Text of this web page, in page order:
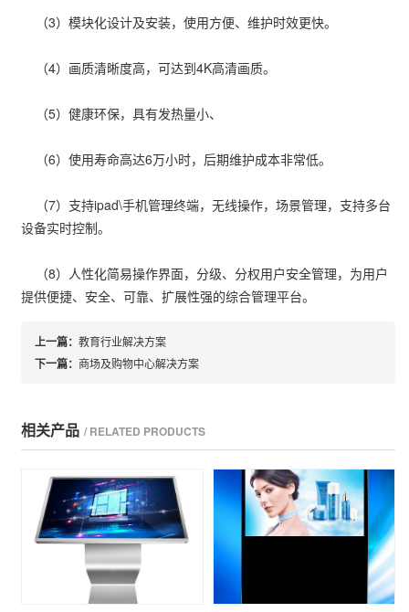
（3）模块化设计及安装，使用方便、维护时效更快。
（4）画质清晰度高，可达到4K高清画质。
（5）健康环保，具有发热量小、
（6）使用寿命高达6万小时，后期维护成本非常低。
（7）支持ipad\手机管理终端，无线操作，场景管理，支持多台
设备实时控制。
（8）人性化简易操作界面，分级、分权用户安全管理，为用户
提供便捷、安全、可靠、扩展性强的综合管理平台。
上一篇：教育行业解决方案
下一篇：商场及购物中心解决方案
相关产品 / RELATED PRODUCTS